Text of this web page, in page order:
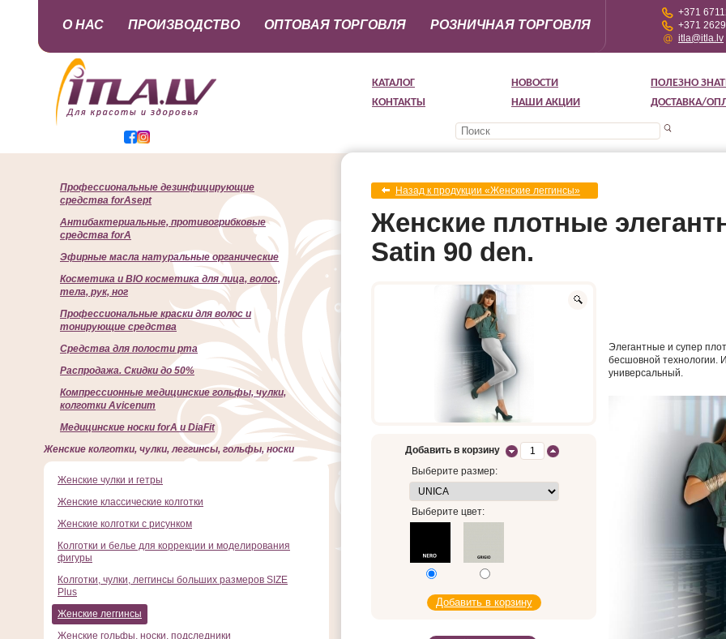
КАТАЛОГ НОВОСТИ
ПОЛЕЗНО
КОНТАКТЫ
НАШИ АКЦИИ ДОСТАВКА/
О НАС ПРОИЗВОДСТВО ОПТОВАЯ ТОРГОВЛЯ РОЗНИЧНАЯ ТОРГОВЛЯ
+371
+371
itla@itla.lv
Назад к продукции «Женские леггинсы»
Женские плотные
Satin 90 den.
Добавить в корзину
Выберите размер:
Выберите цвет:
Элегантные и супер
бесшовной технологии.
универсальный.
Профессиональные дезинфицирующие
средства forAsept
Антибактериальные, противогрибковые
средства forA
Эфирные масла натуральные органические
Косметика и BIO косметика для лица, волос,
тела, рук, ног
Профессиональные краски для волос и
тонирующие средства
Cредства для полости рта
Распродажа. Скидки до 50%
Компрессионные медицинские гольфы, чулки,
колготки Avicenum
Медицинские носки forA и DiaFit
Женские колготки, чулки, леггинсы, гольфы, носки
Женские чулки и гетры
Женские классические колготки
Женские колготки с рисунком
Колготки и белье для коррекции и моделирования
фигуры
Колготки, чулки, леггинсы больших размеров SIZE
Plus
Женские леггинсы
Женские гольфы, носки, подследники